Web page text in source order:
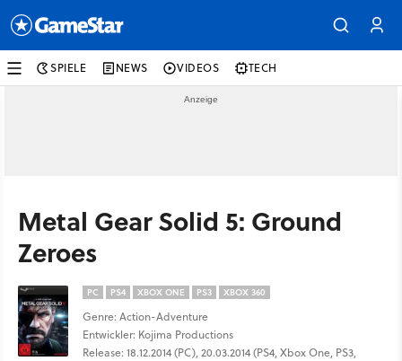
SPIELE NEWS VIDEOS TECH
Metal Gear Solid 5: Ground
Zeroes
PC PS4 XBOX ONE PS3 XBOX 360
Genre: Action-Adventure
Entwickler: Kojima Productions
Release: 18.12.2014 (PC), 20.03.2014 (PS4, Xbox One, PS3,